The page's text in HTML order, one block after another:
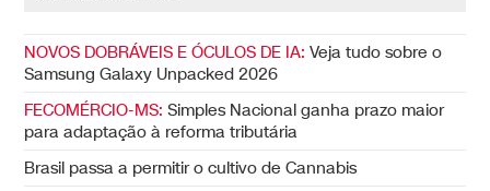
NOVOS DOBRÁVEIS E ÓCULOS DE IA: Veja tudo sobre o
Samsung Galaxy Unpacked 2026
FECOMÉRCIO-MS: Simples Nacional ganha prazo maior
para adaptação à reforma tributária
Brasil passa a permitir o cultivo de Cannabis